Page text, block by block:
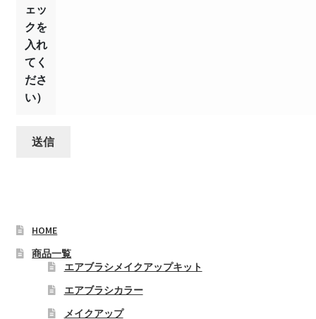
ェッ
クを
入れ
てく
ださ
い）
HOME
商品一覧
エアブラシメイクアップキット
エアブラシカラー
メイクアップ